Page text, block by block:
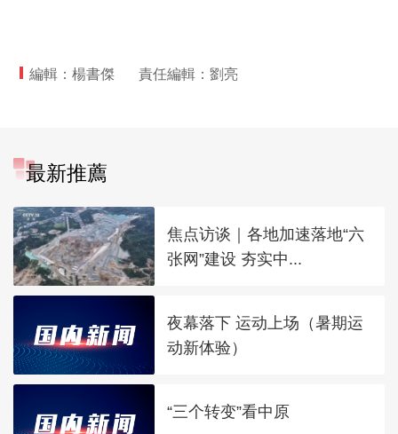
編輯：楊書傑 責任編輯：劉亮
最新推薦
焦点访谈｜各地加速落地“六
张网”建设 夯实中...
夜幕落下 运动上场（暑期运
动新体验）
“三个转变”看中原